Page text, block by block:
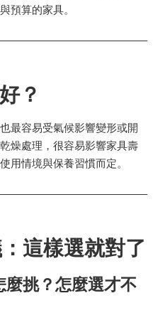
預算的家具。
？
最容易受氣候影響變形或開
燥處理，很容易影響家具壽
用情境與保養習慣而定。
這樣選就對了
挑？怎麼選才不